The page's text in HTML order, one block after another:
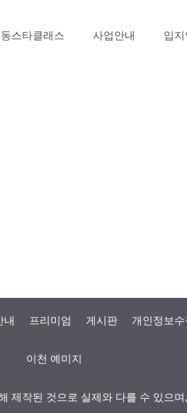
스타클래스 사업안내 입지
내 프리미엄 게시판 개인정보
이천 예미지
제작된 것으로 실제와 다를 수 있으